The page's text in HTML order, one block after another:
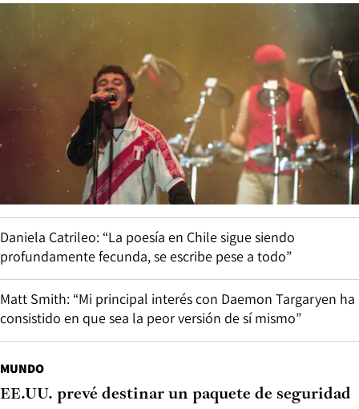
Daniela Catrileo: “La poesía en Chile sigue siendo
profundamente fecunda, se escribe pese a todo”
Matt Smith: “Mi principal interés con Daemon Targaryen ha
consistido en que sea la peor versión de sí mismo”
MUNDO
EE.UU. prevé destinar un paquete de seguridad